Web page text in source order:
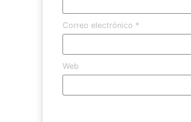
Correo electrónico *
Web